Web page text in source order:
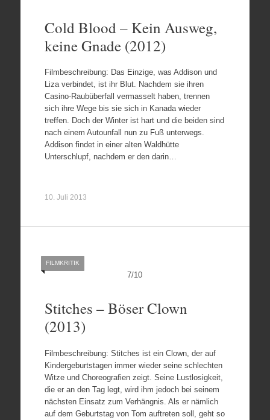
Cold Blood – Kein Ausweg,
keine Gnade (2012)
Filmbeschreibung: Das Einzige, was Addison und
Liza verbindet, ist ihr Blut. Nachdem sie ihren
Casino-Raubüberfall vermasselt haben, trennen
sich ihre Wege bis sie sich in Kanada wieder
treffen. Doch der Winter ist hart und die beiden sind
nach einem Autounfall nun zu Fuß unterwegs.
Addison findet in einer alten Waldhütte
Unterschlupf, nachdem er den darin…
10. Juli 2013
7/10
FILMKRITIK
Stitches – Böser Clown
(2013)
Filmbeschreibung: Stitches ist ein Clown, der auf
Kindergeburtstagen immer wieder seine schlechten
Witze und Choreografien zeigt. Seine Lustlosigkeit,
die er an den Tag legt, wird ihm jedoch bei seinem
nächsten Einsatz zum Verhängnis. Als er nämlich
auf dem Geburtstag von Tom auftreten soll, geht so